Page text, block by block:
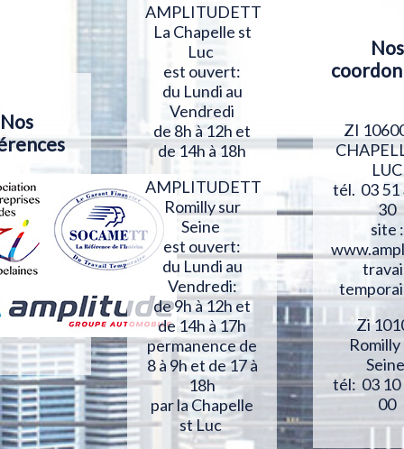
Nos
AMPLITUDETT
La Chapelle st
Luc
est ouvert:
du Lundi au
Vendredi
de 8h à 12h et
de 14h à 18h
AMPLITUDETT
Romilly sur
Seine
est ouvert:
du Lundi au
Vendredi:
de 9h à 12h et
de 14h à 17h
permanence de
8 à 9h et de 17 à
18h
par la Chapelle
st Luc
Nos
ZI
LUC
tél. 03 51
30
site :
Zi
tél: 03 10
00